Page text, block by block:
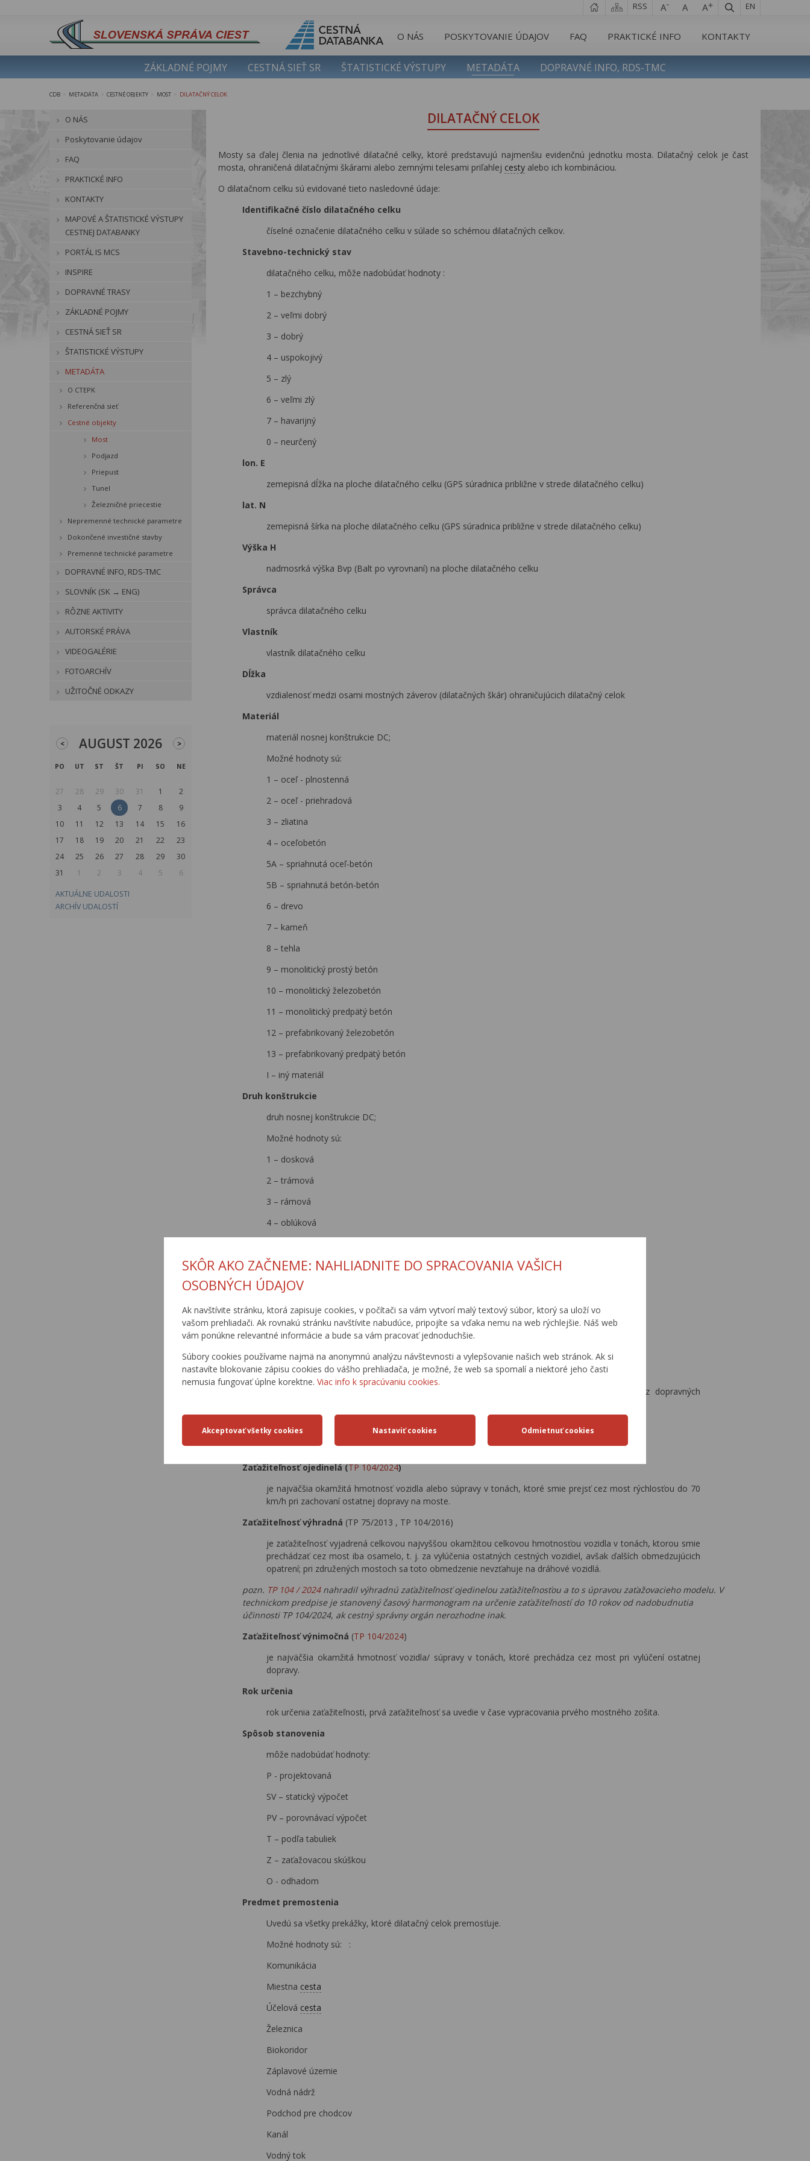
SKÔR AKO ZAČNEME: NAHLIADNITE DO SPRACOVANIA VAŠICH
OSOBNÝCH ÚDAJOV
Ak navštívite stránku, ktorá zapisuje cookies, v počítači sa vám vytvorí malý textový súbor, ktorý sa uloží vo
vašom prehliadači. Ak rovnakú stránku navštívite nabudúce, pripojíte sa vďaka nemu na web rýchlejšie. Náš web
vám ponúkne relevantné informácie a bude sa vám pracovať jednoduchšie.
Súbory cookies používame najmä na anonymnú analýzu návštevnosti a vylepšovanie našich web stránok. Ak si
nastavíte blokovanie zápisu cookies do vášho prehliadača, je možné, že web sa spomalí a niektoré jeho časti
nemusia fungovať úplne korektne. Viac info k spracúvaniu cookies.
EN
RSS
O NÁS POSKYTOVANIE ÚDAJOV FAQ PRAKTICKÉ INFO KONTAKTY
ZÁKLADNÉ POJMY CESTNÁ SIEŤ SR ŠTATISTICKÉ VÝSTUPY METADÁTA DOPRAVNÉ INFO, RDS-TMC
CDB METADÁTA CESTNÉ OBJEKTY MOST DILATAČNÝ CELOK
DILATAČNÝ CELOK
Mosty sa ďalej členia na jednotlivé dilatačné celky, ktoré predstavujú najmenšiu evidenčnú jednotku mosta. Dilatačný celok je čast
mosta, ohraničená dilatačnými škárami alebo zemnými telesami priľahlej cestyalebo ich kombináciou.
O dilatačnom celku sú evidované tieto nasledovné údaje:
Identifikačné číslo dilatačného celku
číselné označenie dilatačného celku v súlade so schémou dilatačných celkov.
Stavebno-technický stav
dilatačného celku, môže nadobúdať hodnoty :
1 – bezchybný
2 – veľmi dobrý
3 – dobrý
4 – uspokojivý
5 – zlý
6 – veľmi zlý
7 – havarijný
0 – neurčený
lon. E
zemepisná dĺžka na ploche dilatačného celku (GPS súradnica približne v strede dilatačného celku)
lat. N
zemepisná šírka na ploche dilatačného celku (GPS súradnica približne v strede dilatačného celku)
Výška H
nadmosrká výška Bvp (Balt po vyrovnaní) na ploche dilatačného celku
Správca
správca dilatačného celku
Vlastník
vlastník dilatačného celku
Dĺžka
vzdialenosť medzi osami mostných záverov (dilatačných škár) ohraničujúcich dilatačný celok
Materiál
materiál nosnej konštrukcie DC;
Možné hodnoty sú:
1 – oceľ - plnostenná
2 – oceľ - priehradová
3 – zliatina
4 – oceľobetón
5A – spriahnutá oceľ-betón
5B – spriahnutá betón-betón
6 – drevo
7 – kameň
8 – tehla
9 – monolitický prostý betón
10 – monolitický železobetón
11 – monolitický predpätý betón
12 – prefabrikovaný železobetón
13 – prefabrikovaný predpätý betón
I – iný materiál
Druh konštrukcie
druh nosnej konštrukcie DC;
Možné hodnoty sú:
1 – dosková
2 – trámová
3 – rámová
4 – oblúková
6 – visutá
7 – zavesená
8 – hríbová
9 – priehradová
Zaťažiteľnosť normálna(TP 104/2024)
je najväčšia okamžitá hmotnosť vozidla v tonách, ktoré smie prechádzať cez most bez dopravných
Zaťažiteľnosť na jednu nápravu
(TP 104/2024
je najväčšia okamžitá hmotnosť vozidla v tonách, pripadajúca na jednu nápravu vozidla.
Zaťažiteľnosť ojedinelá(TP 104/2024)
je najväčšia okamžitá hmotnosť vozidla alebo súpravy v tonách, ktoré smie prejsť cez most rýchlosťou do 70
km/h pri zachovaní ostatnej dopravy na moste.
Zaťažiteľnosť výhradná (TP 75/2013 , TP 104/2016)
je zaťažiteľnosť vyjadrená celkovou najvyššou okamžitou celkovou hmotnosťou vozidla v tonách, ktorou smie
prechádzať cez most iba osamelo, t. j. za vylúčenia ostatných cestných vozidiel, avšak ďalších obmedzujúcich
opatrení; pri združených mostoch sa toto obmedzenie nevzťahuje na dráhové vozidlá.
pozn. TP 104 / 2024nahradil výhradnú zaťažiteľnosť ojedinelou zaťažiteľnosťou a to s úpravou zaťažovacieho modelu. V
technickom predpise je stanovený časový harmonogram na určenie zaťažiteľností do 10 rokov od nadobudnutia
účinnosti TP 104/2024, ak cestný správny orgán nerozhodne inak.
Zaťažiteľnosť výnimočná (TP 104/2024)
je najväčšia okamžitá hmotnosť vozidla/ súpravy v tonách, ktoré prechádza cez most pri vylúčení ostatnej
dopravy.
Rok určenia
rok určenia zaťažiteľnosti, prvá zaťažiteľnosť sa uvedie v čase vypracovania prvého mostného zošita.
Spôsob stanovenia
môže nadobúdať hodnoty:
P - projektovaná
SV – statický výpočet
PV – porovnávací výpočet
T – podľa tabuliek
Z – zaťažovacou skúškou
O - odhadom
Predmet premostenia
Uvedú sa všetky prekážky, ktoré dilatačný celok premosťuje.
Možné hodnoty sú: :
Komunikácia
Miestna cesta
Účelová cesta
Železnica
Biokoridor
Záplavové územie
Vodná nádrž
Podchod pre chodcov
Kanál
Vodný tok
O NÁS
Poskytovanie údajov
FAQ
PRAKTICKÉ INFO
KONTAKTY
MAPOVÉ A ŠTATISTICKÉ VÝSTUPY
CESTNEJ DATABANKY
PORTÁL IS MCS
INSPIRE
DOPRAVNÉ TRASY
ZÁKLADNÉ POJMY
CESTNÁ SIEŤ SR
ŠTATISTICKÉ VÝSTUPY
METADÁTA
O CTEPK
Referenčná sieť
Cestné objekty
Most
Podjazd
Priepust
Tunel
Železničné priecestie
Nepremenné technické parametre
Dokončené investičné stavby
Premenné technické parametre
DOPRAVNÉ INFO, RDS-TMC
SLOVNÍK (SK → ENG)
RÔZNE AKTIVITY
AUTORSKÉ PRÁVA
VIDEOGALÉRIE
FOTOARCHÍV
UŽITOČNÉ ODKAZY
< AUGUST 2026 >
PO UT ST ŠT PI SO NE
27 28 29 30 31 1
2
3
4 5 6 7 8
9
10
11 12 13 14 15
16
17
18 19 20 21 22
23
24
25 26 27 28 29
30
31
1 2 3 4 5 6
AKTUÁLNE UDALOSTI
ARCHÍV UDALOSTÍ